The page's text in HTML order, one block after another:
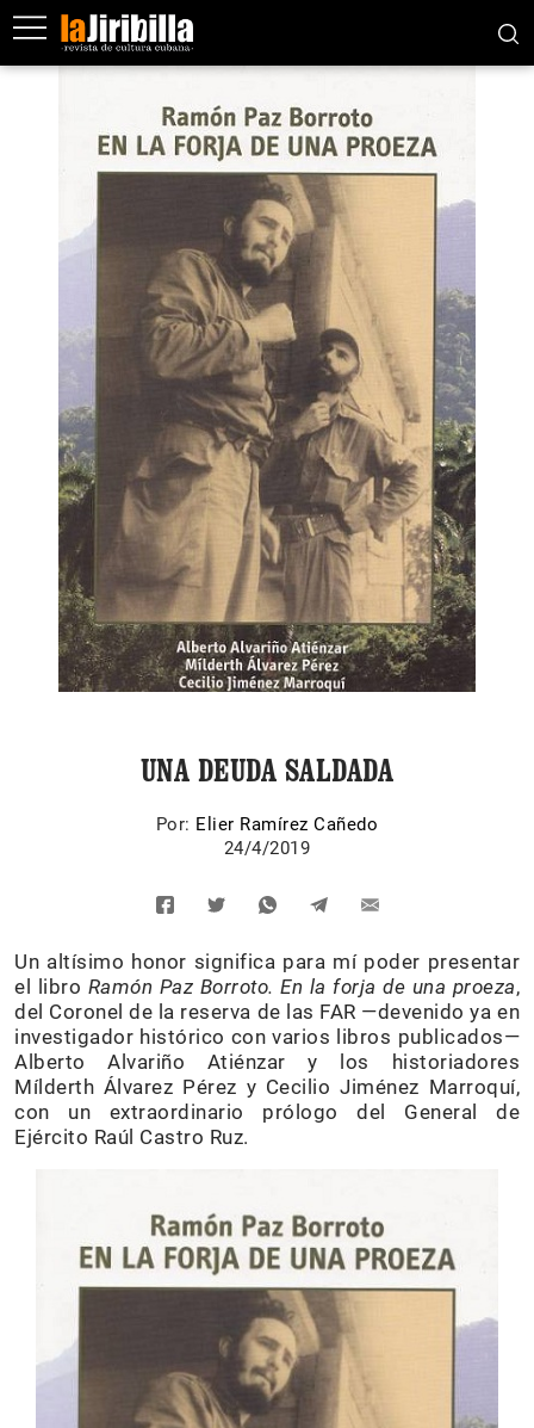
UNA DEUDA SALDADA
Por: Elier Ramírez Cañedo
24/4/2019
Un altísimo honor significa para mí poder presentar
el libro Ramón Paz Borroto. En la forja de una proeza,
del Coronel de la reserva de las FAR —devenido ya en
investigador histórico con varios libros publicados—
Alberto Alvariño Atiénzar y los historiadores
Mílderth Álvarez Pérez y Cecilio Jiménez Marroquí,
con un extraordinario prólogo del General de
Ejército Raúl Castro Ruz.